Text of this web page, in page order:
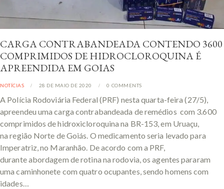
CARGA CONTRABANDEADA CONTENDO 3600
COMPRIMIDOS DE HIDROCLOROQUINA É
APREENDIDA EM GOIAS
NOTÍCIAS 28 DE MAIO DE 2020 0 COMMENTS
A Polícia Rodoviária Federal (PRF) nesta quarta-feira (27/5),
apreendeu uma carga contrabandeada de remédios com 3.600
comprimidos de hidroxicloroquina na BR-153, em Uruaçu,
na região Norte de Goiás. O medicamento seria levado para
Imperatriz, no Maranhão. De acordo com a PRF,
durante abordagem de rotina na rodovia, os agentes pararam
uma caminhonete com quatro ocupantes, sendo homens com
idades…